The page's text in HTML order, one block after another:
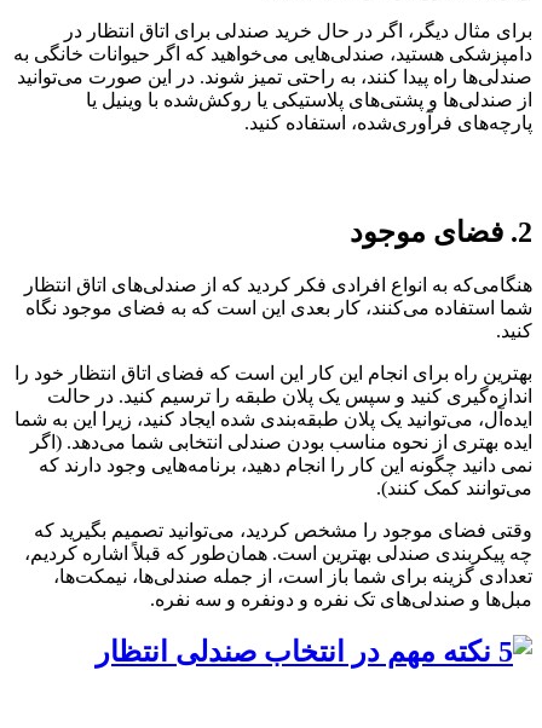
برای مثال دیگر، اگر در حال خرید صندلی برای اتاق انتظار در
دامپزشکی هستید، صندلی‌هایی می‌خواهید که اگر حیوانات خانگی به
صندلی‌ها راه پیدا کنند، به راحتی تمیز شوند. در این صورت می‌توانید
از صندلی‌ها و پشتی‌های پلاستیکی یا روکش‌شده با وینیل یا
پارچه‌های فرآوری‌شده، استفاده کنید.
2. فضای موجود
هنگامی‌که به انواع افرادی فکر کردید که از صندلی‌های اتاق انتظار
شما استفاده می‌کنند، کار بعدی این است که به فضای موجود نگاه
کنید.
بهترین راه برای انجام این کار این است که فضای اتاق انتظار خود را
اندازه‌گیری کنید و سپس یک پلان طبقه را ترسیم کنید. در حالت
ایده‌آل، می‌توانید یک پلان طبقه‌بندی شده ایجاد کنید، زیرا این به شما
ایده بهتری از نحوه مناسب بودن صندلی انتخابی شما می‌دهد. (اگر
نمی دانید چگونه این کار را انجام دهید، برنامه‌هایی وجود دارند که
می‌توانند کمک کنند).
وقتی فضای موجود را مشخص کردید، می‌توانید تصمیم بگیرید که
چه پیکربندی صندلی بهترین است. همان‌طور که قبلاً اشاره کردیم،
تعدادی گزینه برای شما باز است، از جمله صندلی‌ها، نیمکت‌ها،
مبل‌ها و صندلی‌های تک نفره و دونفره و سه نفره.